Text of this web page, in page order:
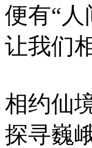
便有“人
让我们
相约仙
探寻巍